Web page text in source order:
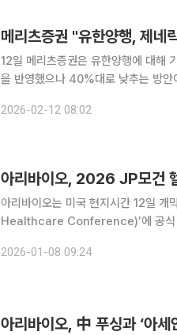
메리츠증권 "유한양행, 제
12일 메리츠증권은 유한양행에 대해
을 반영했으나 40%대로 낮추는 방안
약가 인하 리스크를 반영해 적정주가
2026-02-12 08:02
아리바이오는 미국 현지시간 12일
Healthcare Conference)’에 공식 참가한다고 8일 밝혔
2026-01-08 09:24